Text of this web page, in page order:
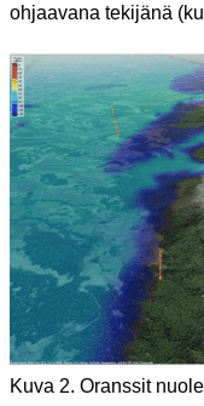
ohjaavana tekijänä
Kuva 2. Oranssit